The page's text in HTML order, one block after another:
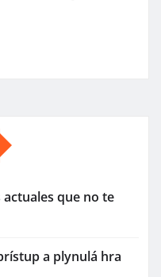
que no te
a plynulá hra